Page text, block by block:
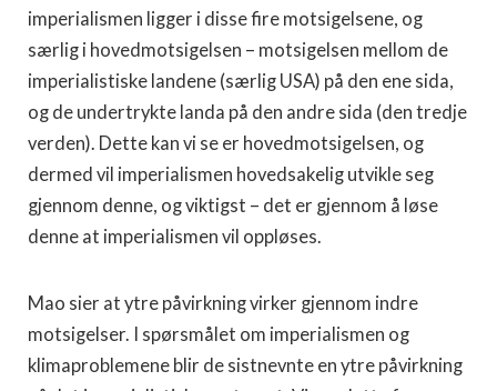
imperialismen ligger i disse fire motsigelsene, og
særlig i hovedmotsigelsen – motsigelsen mellom de
imperialistiske landene (særlig USA) på den ene sida,
og de undertrykte landa på den andre sida (den tredje
verden). Dette kan vi se er hovedmotsigelsen, og
dermed vil imperialismen hovedsakelig utvikle seg
gjennom denne, og viktigst – det er gjennom å løse
denne at imperialismen vil oppløses.
Mao sier at ytre påvirkning virker gjennom indre
motsigelser. I spørsmålet om imperialismen og
klimaproblemene blir de sistnevnte en ytre påvirkning